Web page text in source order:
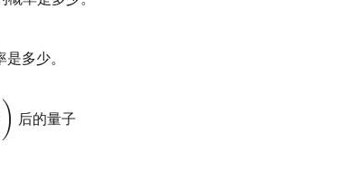
多少。
) 后的量子